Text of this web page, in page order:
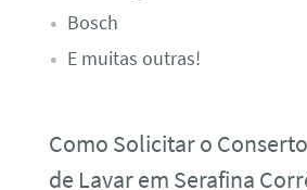
Bosch
E muitas outras!
Como Solicitar o
de Lavar em Serafina